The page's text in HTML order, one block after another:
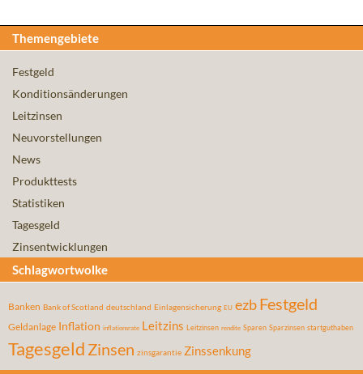
Themengebiete
Festgeld
Konditionsänderungen
Leitzinsen
Neuvorstellungen
News
Produkttests
Statistiken
Tagesgeld
Zinsentwicklungen
Schlagwortwolke
Banken Bank of Scotland deutschland Einlagensicherung EU ezbFestgeld
Geldanlage Inflation inflationsrate Leitzins Leitzinsen rendite Sparen Sparzinsen startguthaben
Tagesgeld Zinsen zinsgarantie Zinssenkung